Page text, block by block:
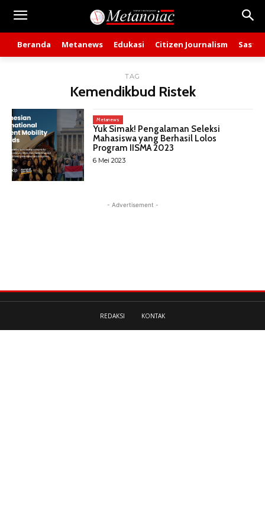
Beranda Metanews Edukasi Citizen Journalism Sastra
TAG
Kemendikbud Ristek
Metanews
Yuk Simak! Pengalaman Seleksi
Mahasiswa yang Berhasil Lolos
Program IISMA 2023
6 Mei 2023
- Advertisement -
REDAKSI KONTAK